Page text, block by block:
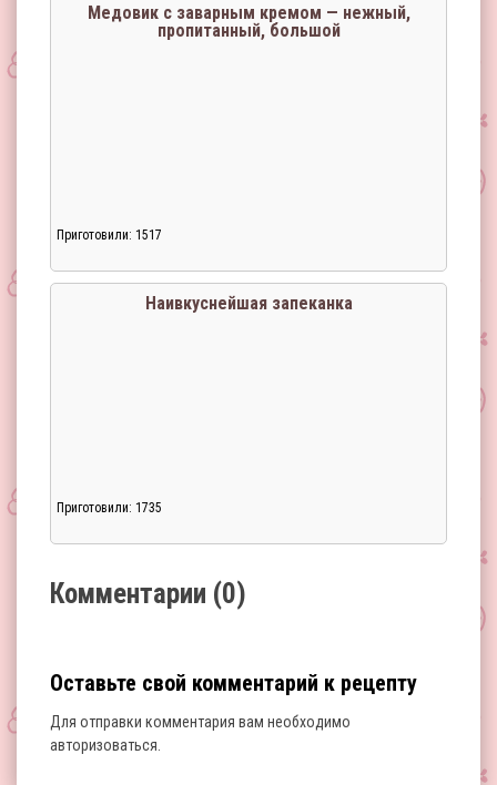
Медовик с заварным кремом — нежный,
пропитанный, большой
Приготовили: 1517
Наивкуснейшая запеканка
Приготовили: 1735
Комментарии (0)
Оставьте свой комментарий к рецепту
Для отправки комментария вам необходимо
авторизоваться